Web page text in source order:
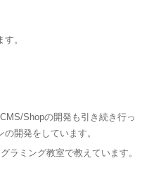
。
Shopの開発も引き続き行っ
開発をしています。
ラミング教室で教えています。